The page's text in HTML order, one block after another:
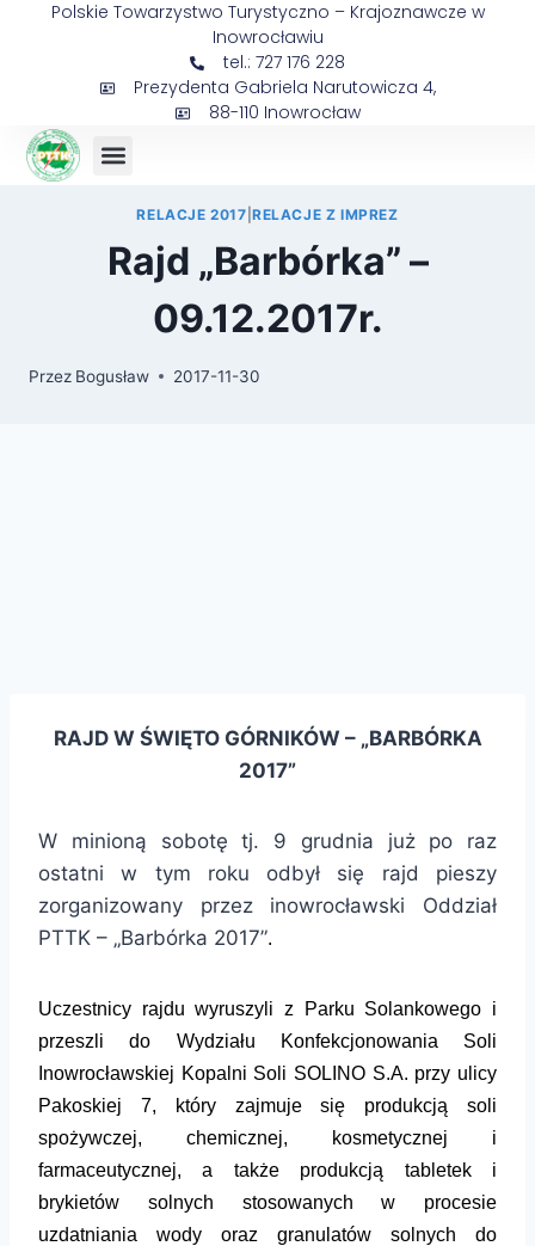
Polskie Towarzystwo Turystyczno – Krajoznawcze w
Inowrocławiu
tel.: 727 176 228
Prezydenta Gabriela Narutowicza 4,
88-110 Inowrocław
RELACJE 2017 |RELACJE Z IMPREZ
Rajd „Barbórka” –
09.12.2017r.
Przez Bogusław 2017-11-30
RAJD W ŚWIĘTO GÓRNIKÓW – „BARBÓRKA
2017”
W minioną sobotę tj. 9 grudnia już po raz
ostatni w tym roku odbył się rajd pieszy
zorganizowany przez inowrocławski Oddział
PTTK – „Barbórka 2017”.
Uczestnicy rajdu wyruszyli z Parku Solankowego i
przeszli do Wydziału Konfekcjonowania Soli
Inowrocławskiej Kopalni Soli SOLINO S.A. przy ulicy
Pakoskiej 7,
który zajmuje się produkcją soli
spożywczej, chemicznej, kosmetycznej i
farmaceutycznej, a także produkcją tabletek i
brykietów solnych stosowanych w procesie
uzdatniania wody oraz granulatów solnych do